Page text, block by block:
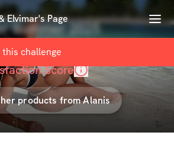
Elvimar's Page Menu
this challenge
Summer 2025
Sanchez
Score
products fromAlanis